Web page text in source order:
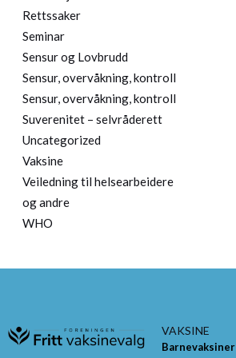
Rettssaker
Seminar
Sensur og Lovbrudd
Sensur, overvåkning, kontroll
Sensur, overvåkning, kontroll
Suverenitet – selvråderett
Uncategorized
Vaksine
Veiledning til helsearbeidere
og andre
WHO
VAKSINE
Barnevaksiner